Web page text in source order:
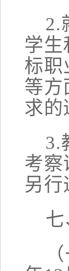
2.
学生
标职
等方
求的
3.
考察
另行
七